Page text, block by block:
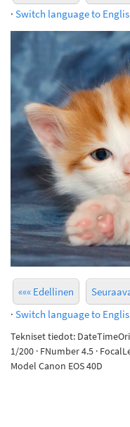
· Switch language to
««« Edellinen
· Switch language to
Tekniset tiedot:
1/200 · FNumber 4.5 ·
Model Canon EOS 40D